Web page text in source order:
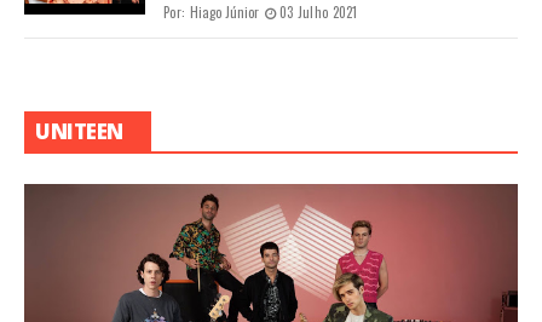
Por: Hiago Júnior 03 Julho 2021
UNITEEN